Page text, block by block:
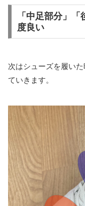
「中足部分」
度良い
次はシューズを履い
ていきます。